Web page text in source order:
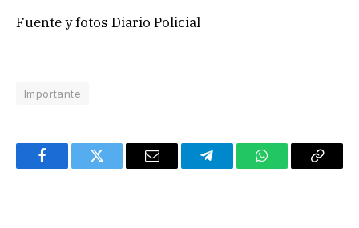
Fuente y fotos Diario Policial
Importante
FacebookTwitter Email TelegramWhatsAppCopy